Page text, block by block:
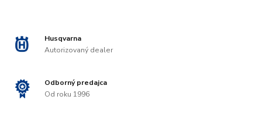
Husqvarna
Autorizovaný dealer
Odborný predajca
Od roku 1996